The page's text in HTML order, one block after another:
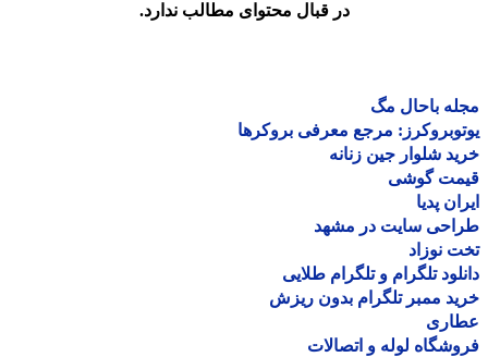
در قبال محتوای مطالب ندارد.
باحال مگ
مرجع معرفی بروکرها
شلوار جین زنانه
گوشی
پدیا
سایت در مشهد
نوزاد
تلگرام و تلگرام طلایی
ممبر تلگرام بدون ریزش
لوله و اتصالات